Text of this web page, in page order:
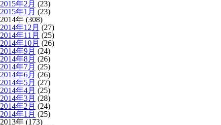
2015年2月 (23)
2015年1月 (23)
2014年 (308)
2014年12月 (27)
2014年11月 (25)
2014年10月 (26)
2014年9月 (24)
2014年8月 (26)
2014年7月 (25)
2014年6月 (26)
2014年5月 (27)
2014年4月 (25)
2014年3月 (28)
2014年2月 (24)
2014年1月 (25)
2013年 (173)